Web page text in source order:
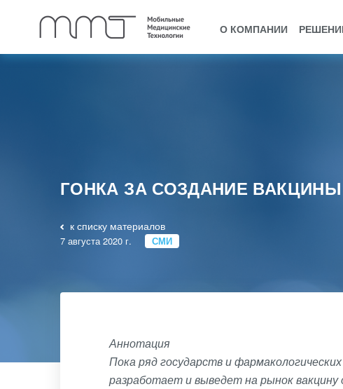
О КОМПАНИИ
ГОНКА ЗА СОЗДАНИЕ ВАКЦИНЫ
к списку материалов
7 августа 2020 г. СМИ
Аннотация
Пока ряд государств и
разработает и выведет на рынок